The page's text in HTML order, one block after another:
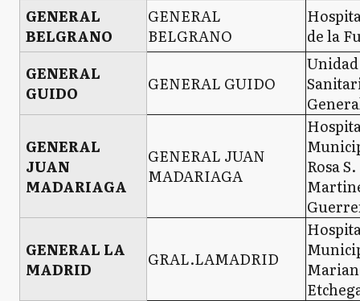
GENERAL
BELGRANO
GENERAL
BELGRANO
de la
GENERAL
GUIDO
GENERAL GUIDO
Unidad
GENERAL
JUAN
MADARIAGA
GENERAL JUAN
MADARIAGA
Rosa
GENERAL LA
MADRID
GRAL.LAMADRID